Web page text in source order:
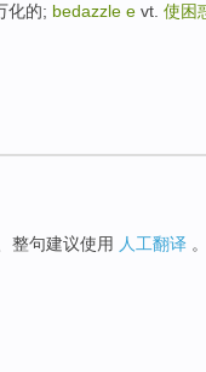
化的; bedazzle e vt. 使困
整句建议使用 人工翻译